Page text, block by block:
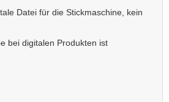
Datei für die Stickmaschine, kein
bei digitalen Produkten ist